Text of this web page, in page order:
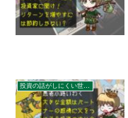
投資の話がしにくい世の中